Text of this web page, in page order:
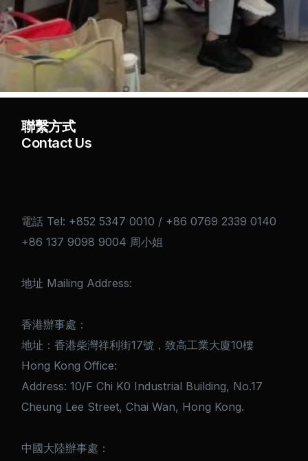
聯繫方式
Contact Us
電話 Tel: +852 5347 0010 / +86 0769 2339 0140
+86 137 9098 9004 周小姐
地址 Mailing Address:
香港辦事處：
地址：香港柴灣祥利街17號，致高工業大廈10樓
Hong Kong Office:
Address: 10/F Chi K0 Industrial Building, No.17
Cheung Lee Street, Chai Wan, Hong Kong.
中國大陸辦事處：